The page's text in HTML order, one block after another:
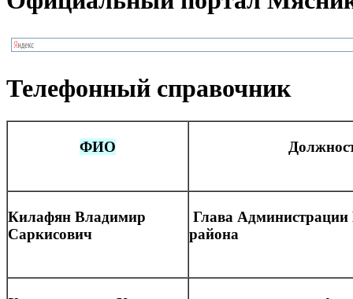
Телефонный справочник
ФИО
Килафян Владимир
Саркисович
Глава Администрации
района